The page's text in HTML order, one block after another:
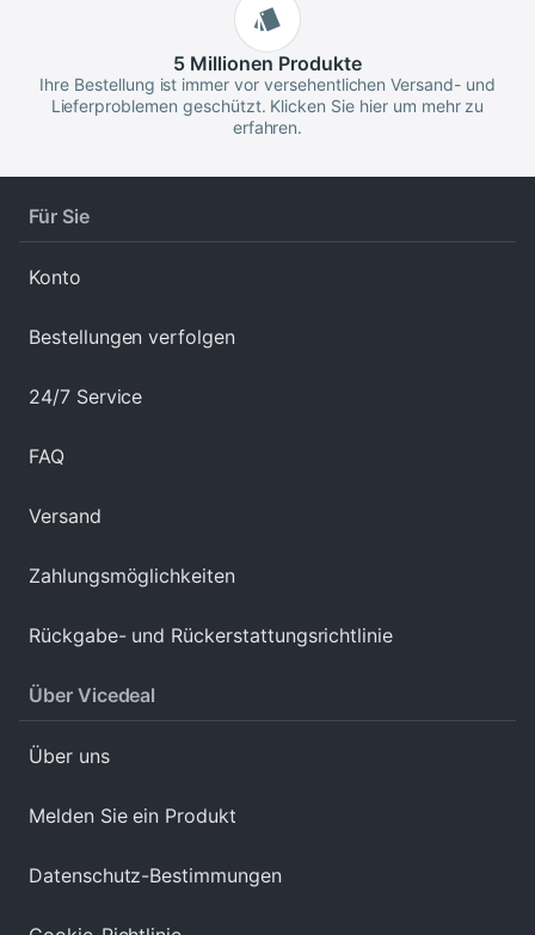
5 Millionen Produkte
Ihre Bestellung ist immer vor versehentlichen Versand- und
Lieferproblemen geschützt. Klicken Sie hier um mehr zu
erfahren.
Für Sie
Konto
Bestellungen verfolgen
24/7 Service
FAQ
Versand
Zahlungsmöglichkeiten
Rückgabe- und Rückerstattungsrichtlinie
Über Vicedeal
Über uns
Melden Sie ein Produkt
Datenschutz-Bestimmungen